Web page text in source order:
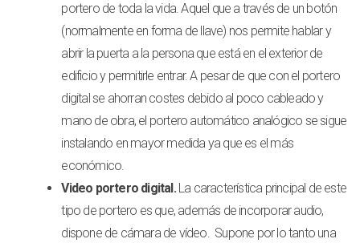
portero de toda la vida. Aquel que a través de un botón
(normalmente en forma de llave) nos permite hablar y
abrir la puerta a la persona que está en el exterior de
edificio y permitirle entrar.A pesar de que con el portero
digital se ahorran costes debido al poco cableado y
mano de obra, el portero automático analógico se sigue
instalando en mayor medida ya que es el más
económico.
Video portero digital. La característica principal de este
tipo de portero es que, además de incorporar audio,
dispone de cámara de vídeo. Supone por lo tanto una